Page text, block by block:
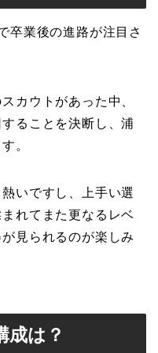
卒業後の進路が注目さ
カウトがあった中、
ることを決断し、浦
。
いですし、上手い選
れてまた更なるレベ
見られるのが楽しみ
成は？